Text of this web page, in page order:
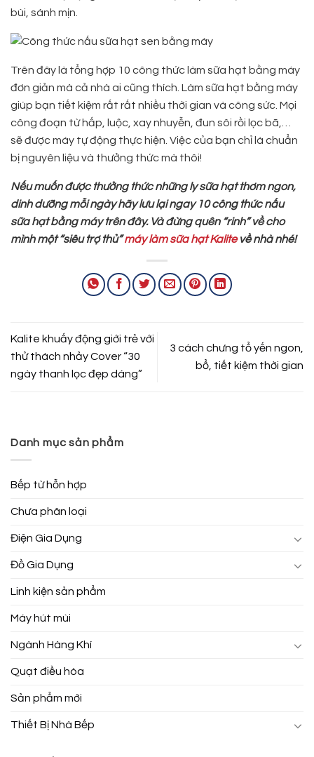
bùi, sánh mịn.
Trên đây là tổng hợp 10 công thức làm sữa hạt bằng máy
đơn giản mà cả nhà ai cũng thích. Làm sữa hạt bằng máy
giúp bạn tiết kiệm rất rất nhiều thời gian và công sức. Mọi
công đoạn từ hấp, luộc, xay nhuyễn, đun sôi rồi lọc bã,…
sẽ được máy tự động thực hiện. Việc của bạn chỉ là chuẩn
bị nguyên liệu và thưởng thức mà thôi!
Nếu muốn được thưởng thức những ly sữa hạt thơm ngon,
dinh dưỡng mỗi ngày hãy lưu lại ngay 10 công thức nấu
sữa hạt bằng máy trên đây. Và đừng quên “rinh” về cho
mình một “siêu trợ thủ”máy làm sữa hạt Kalitevề nhà nhé!
Kalite khuấy động giới trẻ với
thử thách nhảy Cover “30
ngày thanh lọc đẹp dáng”
3 cách chưng tổ yến ngon,
bổ, tiết kiệm thời gian
Danh mục sản phẩm
Bếp từ hỗn hợp
Chưa phân loại
Điện Gia Dụng
Đồ Gia Dụng
Linh kiện sản phẩm
Máy hút mùi
Ngành Hàng Khí
Quạt điều hòa
Sản phẩm mới
Thiết Bị Nhà Bếp